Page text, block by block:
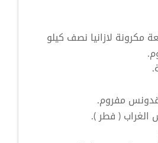
مكرونة لازانيا نصف كيلو
مفروم.
( فطر ).